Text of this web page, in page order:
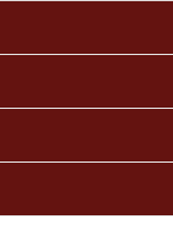
lebar berjudul
itu